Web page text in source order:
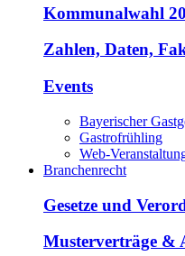
Kommunalwahl
Zahlen, Daten,
Events
Bayerischer
Gastrofrühling
Web-
Branchenrecht
Gesetze und
Musterverträge &